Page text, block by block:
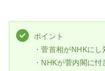
ポイント
・菅首相がNHKにし
・NHKが菅内閣に